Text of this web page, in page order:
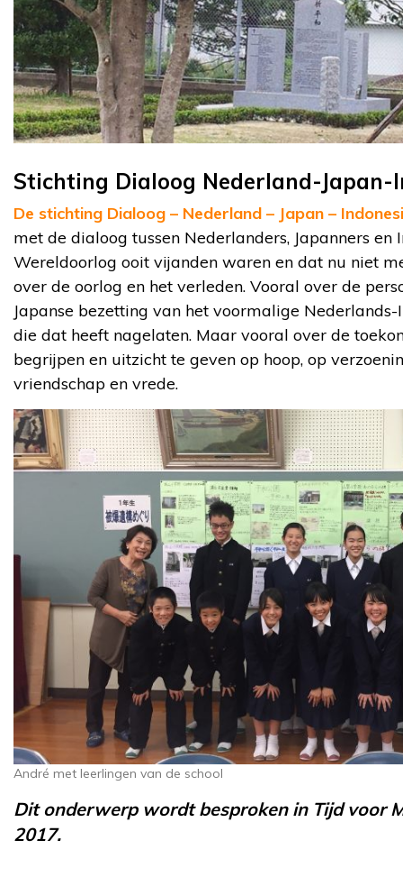
Stichting Dialoog Nederland-Japan-
De stichting Dialoog – Nederland – Japan –
met de dialoog tussen Nederlanders, Japanners en
Wereldoorlog ooit vijanden waren en dat nu niet
over de oorlog en het verleden. Vooral over de
Japanse bezetting van het voormalige
die dat heeft nagelaten. Maar vooral over de
begrijpen en uitzicht te geven op hoop, op
vriendschap en vrede.
André met leerlingen van de school
Dit onderwerp wordt besproken in Tijd voor
2017.